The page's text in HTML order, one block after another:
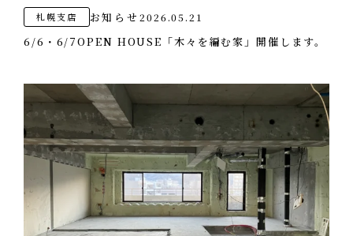
札幌支店 お知らせ 2026.05.21
6/6・6/7OPEN HOUSE「木々を編む家」開催します。